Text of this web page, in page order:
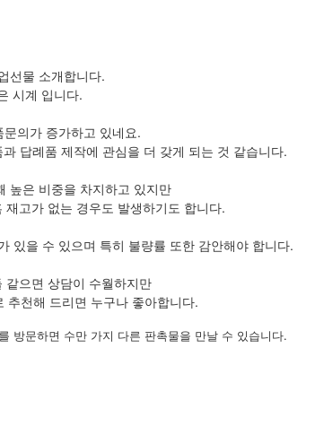
선물 소개합니다.
시계 입니다.
의가 증가하고 있네요.
답례품 제작에 관심을 더 갖게 되는 것 같습니다.
높은 비중을 차지하고 있지만
고가 없는 경우도 발생하기도 합니다.
있을 수 있으며 특히 불량률 또한 감안해야 합니다.
같으면 상담이 수월하지만
추천해 드리면 누구나 좋아합니다.
방문하면 수만 가지 다른 판촉물을 만날 수 있습니다.